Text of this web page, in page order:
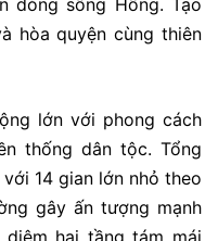
hòa quyện cùng thiên
lớn với phong cách
thống dân tộc. Tổng
14 gian lớn nhỏ theo
gây ấn tượng mạnh